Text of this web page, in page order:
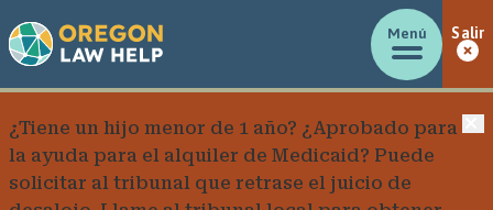
Menú Salir
¿Tiene un hijo menor de 1 año? ¿Aprobado para
la ayuda para el alquiler de Medicaid? Puede
solicitar al tribunal que retrase el juicio de